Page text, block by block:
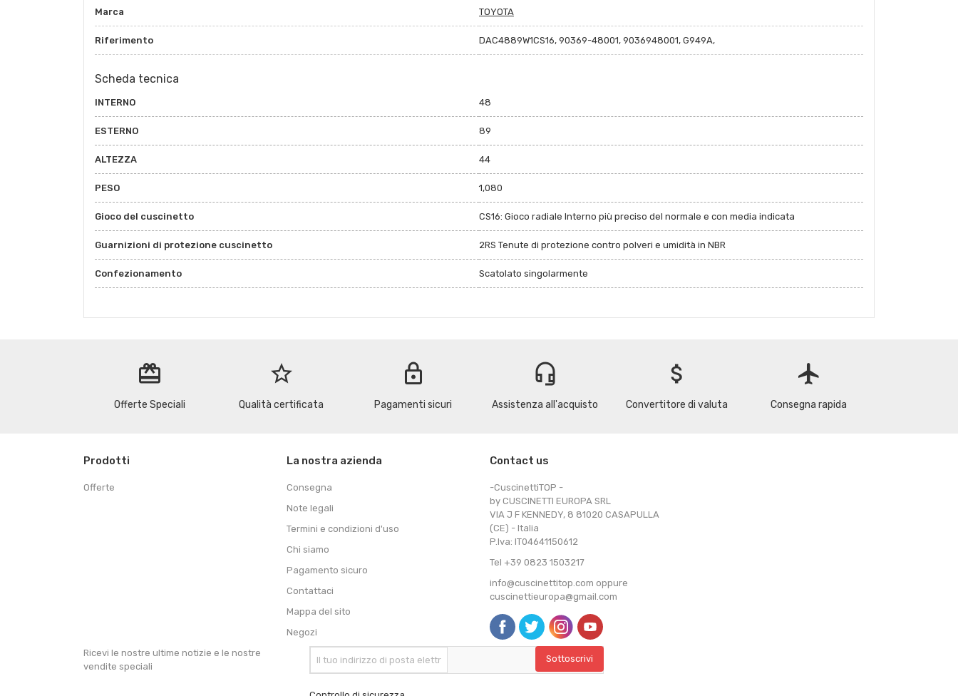
Marca TOYOTA
Riferimento DAC4889W1CS16, 90369-48001, 9036948001, G949A,
Scheda tecnica
INTERNO 48
ESTERNO 89
ALTEZZA 44
PESO 1,080
Gioco del cuscinetto CS16: Gioco radiale Interno più preciso del normale e con media indicata
Guarnizioni di protezione cuscinetto 2RS Tenute di protezione contro polveri e umidità in NBR
Confezionamento Scatolato singolarmente
redeem
Offerte Speciali
star_border
Qualità certificata
lock
Pagamenti sicuri
headset_mic
Assistenza all'acquisto
attach_money
Convertitore di valuta
flight
Consegna rapida
Prodotti
Offerte
La nostra azienda
Consegna
Note legali
Termini e condizioni d'uso
Chi siamo
Pagamento sicuro
Contattaci
Mappa del sito
Negozi
Contact us
-CuscinettiTOP -
by CUSCINETTI EUROPA SRL
VIA J F KENNEDY, 8 81020 CASAPULLA
(CE) - Italia
P.Iva: IT04641150612
Tel +39 0823 1503217
info@cuscinettitop.com oppure
cuscinettieuropa@gmail.com
Ricevi le nostre ultime notizie e le nostre
vendite speciali